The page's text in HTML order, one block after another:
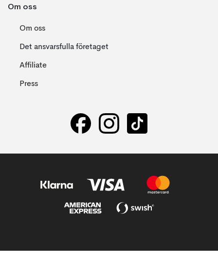
Om oss
Om oss
Det ansvarsfulla företaget
Affiliate
Press